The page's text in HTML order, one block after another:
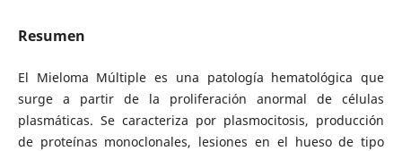
Resumen
El Mieloma Múltiple es una patología hematológica que
surge a partir de la proliferación anormal de células
plasmáticas. Se caracteriza por plasmocitosis, producción
de proteínas monoclonales, lesiones en el hueso de tipo